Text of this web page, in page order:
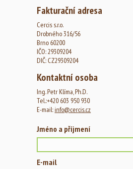
Fakturační adresa
Cercis s.r.o.
Drobného 316/56
Brno 60200
IČO: 29309204
DIČ: CZ29309204
Kontaktní osoba
Ing. Petr Klíma, Ph.D.
Tel.:+420 603 950 930
E-mail:info@cercis.cz
Jméno a příjmení
E-mail